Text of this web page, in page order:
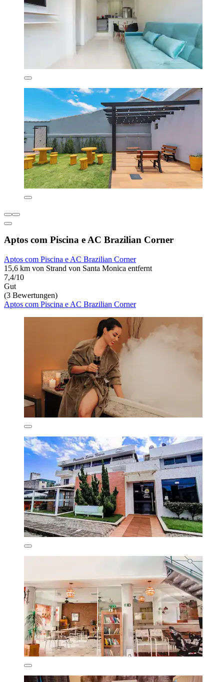
Aptos com Piscina e AC Brazilian Corner
Aptos com Piscina e AC Brazilian Corner
15,6 km von Strand von Santa Monica entfernt
7,4/10
Gut
(3 Bewertungen)
Aptos com Piscina e AC Brazilian Corner